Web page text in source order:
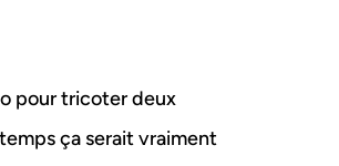
pour tricoter deux
ça serait vraiment